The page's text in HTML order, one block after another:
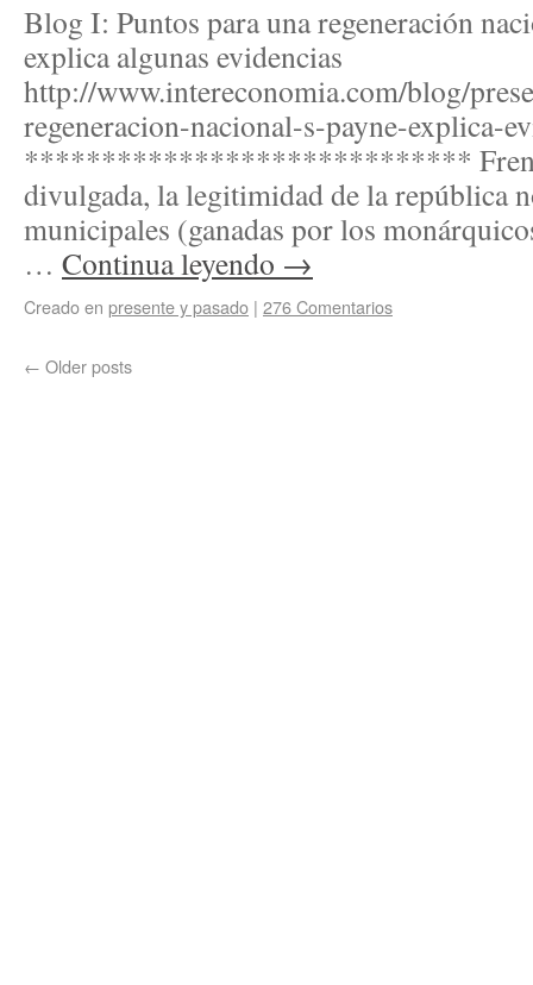
Blog I: Puntos para una regeneración
explica algunas evidencias
http://www.intereconomia.com/blog/
regeneracion-nacional-s-payne-explica-
***************************** Frente
divulgada, la legitimidad de la república
municipales (ganadas por los
… Continua leyendo →
Creado en presente y pasado | 276 Comentarios
← Older posts